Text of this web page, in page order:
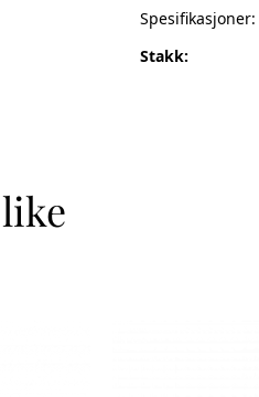
Spesifikasjoner:
Stakk: